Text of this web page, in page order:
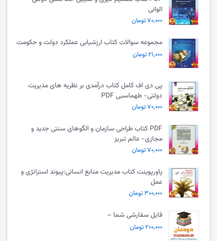
الوانی
۷۰,۰۰۰ تومان
مجموعه سوالات کتاب ارزشیابی عملکرد دولت و حکومت
۲۱,۰۰۰ تومان
پی دی اف کامل کتاب درآمدی بر نظریه های مدیریت
دولتی- طهماسبی PDF
۷۰,۰۰۰ تومان
PDF کتاب طراحی سازمان و الگوهای سنتی جدید و
مجازی- عالم تبریز
۷۰,۰۰۰ تومان
پاورپوینت کتاب مدیریت منابع انسانی:پیوند استراتژی و
عمل
۳۰۰,۰۰۰ تومان
فایل سفارشی شما –
۲۰۰,۰۰۰ تومان